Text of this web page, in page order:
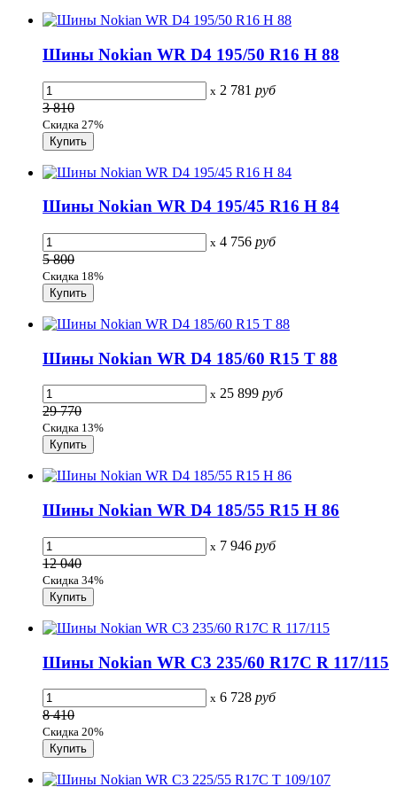
Шины Nokian WR D4 195/50 R16 H 88
x 2 781 руб
3 810
Скидка 27%
Шины Nokian WR D4 195/45 R16 H 84
x 4 756 руб
5 800
Скидка 18%
Шины Nokian WR D4 185/60 R15 T 88
x 25 899 руб
29 770
Скидка 13%
Шины Nokian WR D4 185/55 R15 H 86
x 7 946 руб
12 040
Скидка 34%
Шины Nokian WR C3 235/60 R17C R 117/115
x 6 728 руб
8 410
Скидка 20%